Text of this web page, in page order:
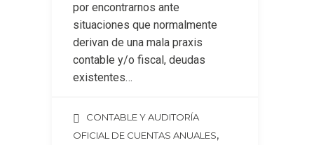
por encontrarnos ante
situaciones que normalmente
derivan de una mala praxis
contable y/o fiscal, deudas
existentes…
CONTABLE Y AUDITORÍA
OFICIAL DE CUENTAS ANUALES,